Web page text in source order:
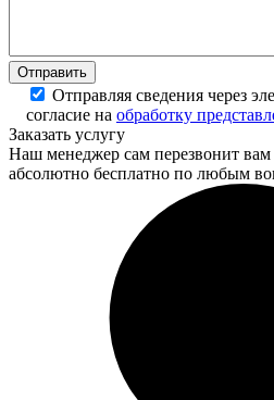
Отправляя сведения через
согласие на обработку
Заказать услугу
Наш менеджер сам перезвонит вам
абсолютно бесплатно по любым